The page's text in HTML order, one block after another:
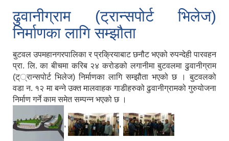
ढुवानीग्राम (ट्रान्सपोर्ट भिलेज)
निर्माणका लागि सम्झौता
बुटवल उपमहानगरपालिका र प्रक्रियाबाट छनौट भएको रुपन्देही पारवहन
प्रा. लि. का बीचमा करिब २४ करोडको लगानीमा बुटवलमा ढुवानीग्राम
(ट््रान्सपोर्ट भिलेज) निर्माणका लागि सम्झौता भएको छ । बुटवलको
वडा न. १२ मा बन्ने उक्त मालवाहक गाडीहरुको ढुवानीग्रामको गुरुयोजना
निर्माण गर्ने काम समेत सम्पन्न भएको छ ।
, ,